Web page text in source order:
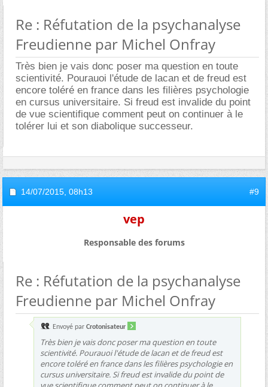
Re : Réfutation de la psychanalyse
Freudienne par Michel Onfray
Très bien je vais donc poser ma question en toute
scientivité. Pourauoi l'étude de lacan et de freud est
encore toléré en france dans les filières psychologie
en cursus universitaire. Si freud est invalide du point
de vue scientifique comment peut on continuer à le
tolérer lui et son diabolique successeur.
14/07/2015, 08h13 #9
vep
Responsable des forums
Re : Réfutation de la psychanalyse
Freudienne par Michel Onfray
Envoyé par Crotonisateur
Très bien je vais donc poser ma question en toute
scientivité. Pourauoi l'étude de lacan et de freud est
encore toléré en france dans les filières psychologie en
cursus universitaire. Si freud est invalide du point de